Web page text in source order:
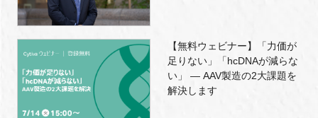
【無料ウェビナー】「力価が
足りない」「hcDNAが減らな
い」 ― AAV製造の2大課題を
解決します